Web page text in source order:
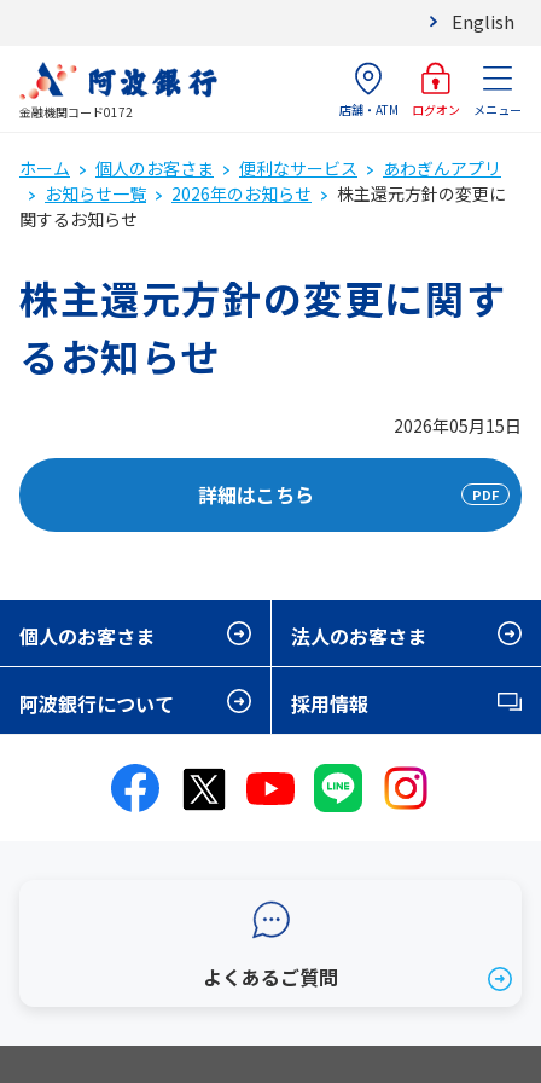
English
金融機関コード0172 店舗・ATM ログオン メニュー
ホーム 個人のお客さま 便利なサービス
あわぎんアプリ
お知らせ一覧
2026年のお知らせ
株主還元方針の変更に
関するお知らせ
株主還元方針の変更に関す
るお知らせ
2026年05月15日
詳細はこちら
個人のお客さま 法人のお客さま
阿波銀行について 採用情報
よくあるご質問